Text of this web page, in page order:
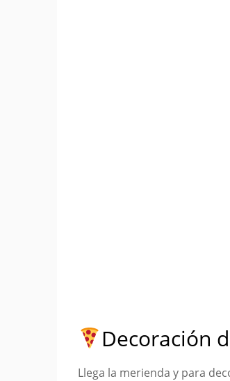
Decoración
Llega la merienda y para